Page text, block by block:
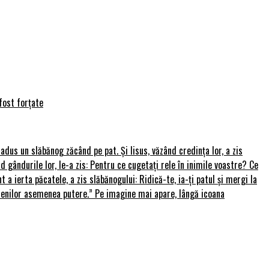
forțate
un slăbănog zăcând pe pat. Și Iisus, văzând credința lor, a zis
lor, le-a zis: Pentru ce cugetați rele în inimile voastre? Ce
a ierta păcatele, a zis slăbănogului: Ridică-te, ia-ți patul și mergi la
asemenea putere.” Pe imagine mai apare, lângă icoana